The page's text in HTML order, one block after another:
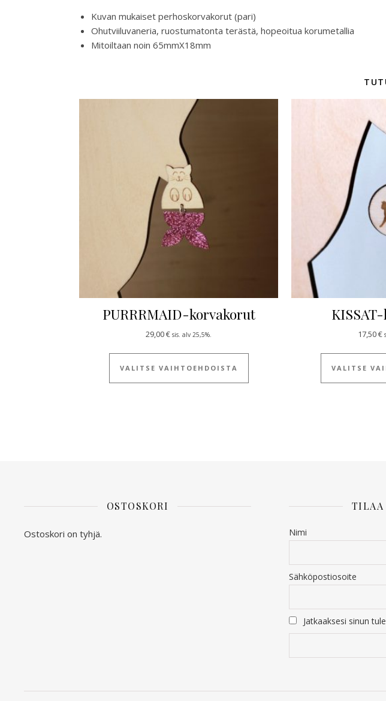
Kuvan mukaiset perhoskorvakorut (pari)
Ohutviiluvaneria, ruostumatonta terästä, hopeoitua korumetallia
Mitoiltaan noin 65mmX18mm
PURRRMAID-korvakorut
29,00€ sis. alv 25,5%.
VALITSE VAIHTOEHDOISTA
Tällä tuotteella on useampi
17,50€
VALITSE
OSTOSKORI
Ostoskori on tyhjä.
TILAA
Nimi
Sähköpostiosoite
Jatkaaksesi sinun